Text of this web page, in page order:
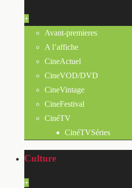
+
Avant-premieres
A l’affiche
CineActuel
CineVOD/DVD
CineVintage
CineFestival
CinéTV
CinéTVSéries
Culture
+